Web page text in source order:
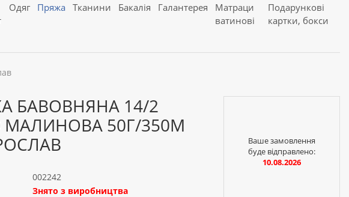
Одяг Пряжа Тканини Бакалія Галантерея
Матраци
ватинові
Подарункові
картки, бокси
БАВОВНЯНА 14/2
МАЛИНОВА 50Г/350М
002242
Знято з виробництва
Ваше замовлення
буде відправлено:
10.08.2026